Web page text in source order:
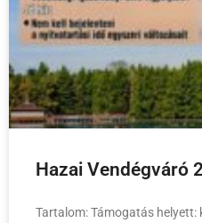
Hazai Vendégváró
Tartalom: Támogatás